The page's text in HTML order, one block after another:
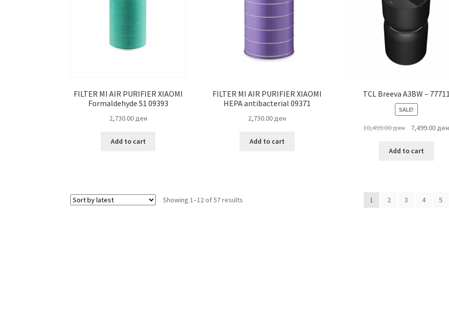
FILTER MI AIR PURIFIER XIAOMI
Formaldehyde S1 09393
2,730.00 ден
Add to cart
FILTER MI AIR PURIFIER XIAOMI
HEPA antibacterial 09371
2,730.00 ден
Add to cart
TCL Breeva A3BW – 77711
SALE!
10,499.00ден
Original
was:
7,499.00ден
Add to cart
Showing 1–12 of 57 results 1 2 3 4 5